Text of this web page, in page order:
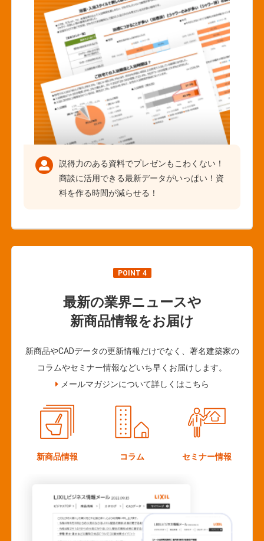
説得力のある資料でプレゼンもこわくない！
商談に活用できる最新データがいっぱい！資
料を作る時間が減らせる！
POINT 4
最新の業界ニュースや
新商品情報をお届け
新商品やCADデータの更新情報だけでなく、著名建築家の
コラムやセミナー情報などいち早くお届けします。
メールマガジンについて詳しくはこちら
新商品情報 コラム セミナー情報